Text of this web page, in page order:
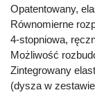
Opatentowany,
Równomierne
4-stopniowa,
Możliwość
Zintegrowany
(dysza w